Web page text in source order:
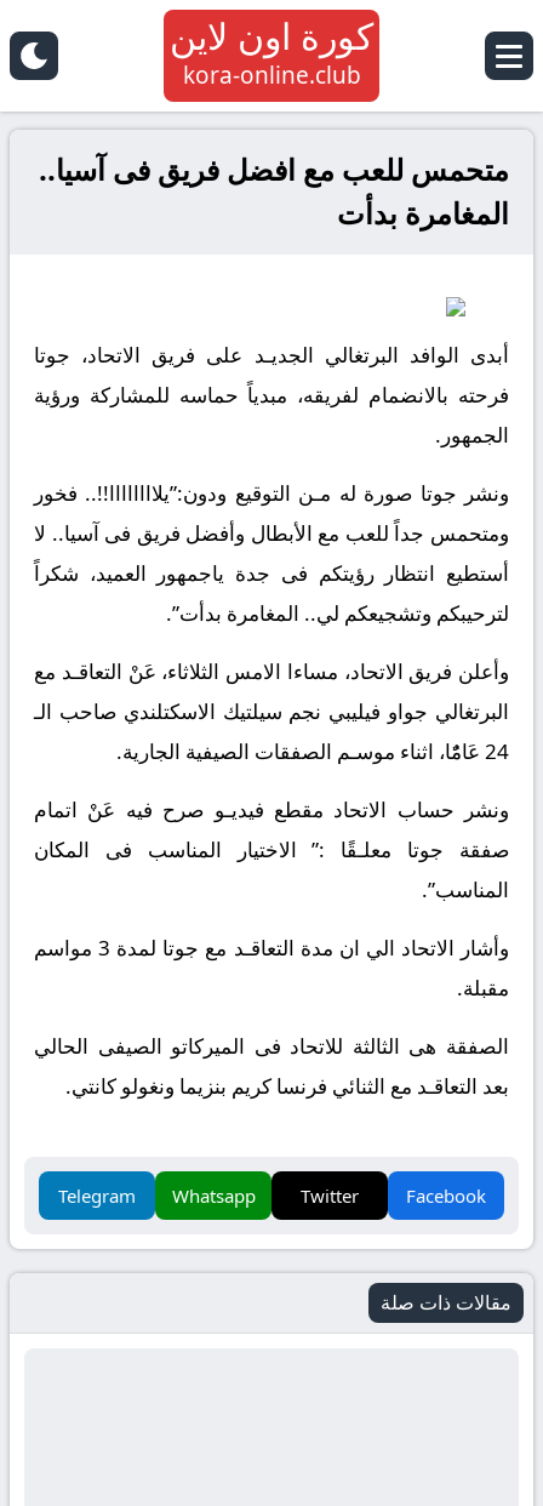
كورة اون لاين
kora-online.club
متحمس للعب مع افضل فريق فى آسيا..
المغامرة بدأت
أبدى الوافد البرتغالي الجديـد على فريق الاتحاد، جوتا
فرحته بالانضمام لفريقه، مبدياً حماسه للمشاركة ورؤية
الجمهور.
ونشر جوتا صورة له مـن التوقيع ودون:”يلاااااااا!!.. فخور
ومتحمس جداً للعب مع الأبطال وأفضل فريق فى آسيا.. لا
أستطيع انتظار رؤيتكم فى جدة ياجمهور العميد، شكراً
لترحيبكم وتشجيعكم لي.. المغامرة بدأت”.
وأعلن فريق الاتحاد، مساءا الامس الثلاثاء، عَنْ التعاقـد مع
البرتغالي جواو فيليبي نجم سيلتيك الاسكتلندي صاحب الـ
24 عَامًٌا، اثناء موسـم الصفقات الصيفية الجارية.
ونشر حساب الاتحاد مقطع فيديـو صرح فيه عَنْ اتمام
صفقة جوتا معلـقًا :” الاختيار المناسب فى المكان
المناسب”.
وأشار الاتحاد الي ان مدة التعاقـد مع جوتا لمدة 3 مواسم
مقبلة.
الصفقة هى الثالثة للاتحاد فى الميركاتو الصيفى الحالي
بعد التعاقـد مع الثنائي فرنسا كريم بنزيما ونغولو كانتي.
Facebook
Twitter
Whatsapp
Telegram
مقالات ذات صلة